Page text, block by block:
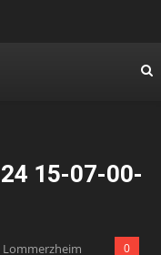
15-07-00-
0